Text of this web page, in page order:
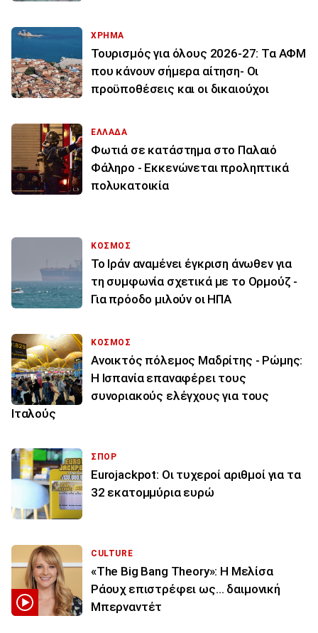
ΧΡΗΜΑ
Τουρισμός για όλους 2026-27: Τα ΑΦΜ
που κάνουν σήμερα αίτηση- Οι
προϋποθέσεις και οι δικαιούχοι
ΕΛΛΑΔΑ
Φωτιά σε κατάστημα στο Παλαιό
Φάληρο - Εκκενώνεται προληπτικά
πολυκατοικία
ΚΟΣΜΟΣ
Το Ιράν αναμένει έγκριση άνωθεν για
τη συμφωνία σχετικά με το Ορμούζ -
Για πρόοδο μιλούν οι ΗΠΑ
ΚΟΣΜΟΣ
Ανοικτός πόλεμος Μαδρίτης - Ρώμης:
Η Ισπανία επαναφέρει τους
συνοριακούς ελέγχους για τους
Ιταλούς
ΣΠΟΡ
Eurojackpot: Οι τυχεροί αριθμοί για τα
32 εκατoμμύρια ευρώ
CULTURE
«The Big Bang Theory»: Η Μελίσα
Ράουχ επιστρέφει ως… δαιμονική
Μπερναντέτ